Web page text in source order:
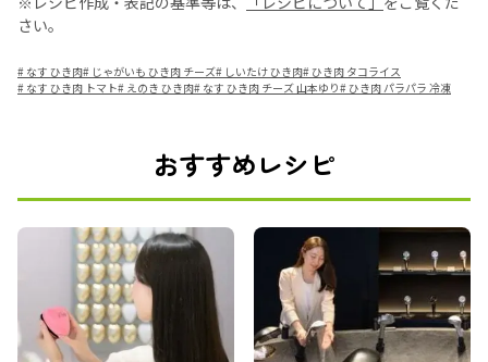
さい。
# なす ひき肉# じゃがいも ひき肉 チーズ# しいたけ ひき肉# ひき肉 タコライス
# なす ひき肉 トマト# えのき ひき肉# なす ひき肉 チーズ 山本ゆり# ひき肉 パラパラ 冷凍
おすすめレシピ